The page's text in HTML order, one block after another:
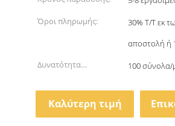
Όροι πληρωμής:
30% Τ/Τ εκ
αποστολή ή
Δυνατότητα
100 σύνολα/
Καλύτερη τιμή